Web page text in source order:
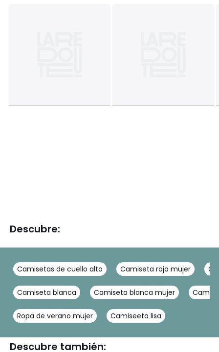
Descubre:
Camisetas de cuello alto Camiseta roja mujer
Camiseta blanca Camiseta blanca mujer
Ropa de verano mujer Camiseeta lisa
Descubre también: